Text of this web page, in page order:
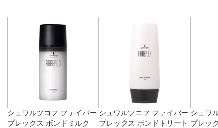
シュワルツコフ ファイバー
プレックス ボンドミルク
シュワルツコフ ファイバー
プレックス ボンドトリート
シュワ
プレッ